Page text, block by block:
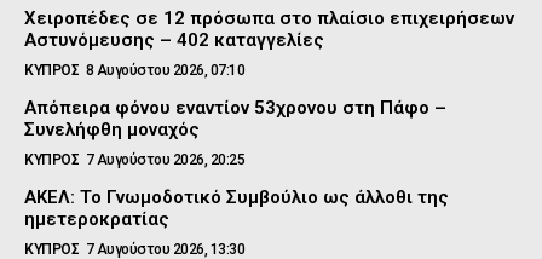
Χειροπέδες σε 12 πρόσωπα στο πλαίσιο επιχειρήσεων
Αστυνόμευσης – 402 καταγγελίες
ΚΥΠΡΟΣ 8 Αυγούστου 2026, 07:10
Απόπειρα φόνου εναντίον 53χρονου στη Πάφο –
Συνελήφθη μοναχός
ΚΥΠΡΟΣ 7 Αυγούστου 2026, 20:25
ΑΚΕΛ: Το Γνωμοδοτικό Συμβούλιο ως άλλοθι της
ημετεροκρατίας
ΚΥΠΡΟΣ 7 Αυγούστου 2026, 13:30